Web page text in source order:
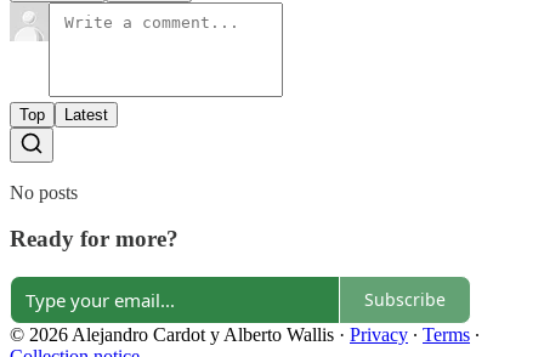
Top Latest
No posts
Ready for more?
Subscribe
© 2026 Alejandro Cardot y Alberto Wallis · Privacy ∙ Terms ∙